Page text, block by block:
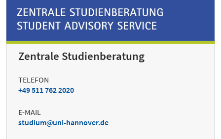
Zentrale Studienberatung
TELEFON
+49 511 762 2020
E-MAIL
studium
uni-hannover.de